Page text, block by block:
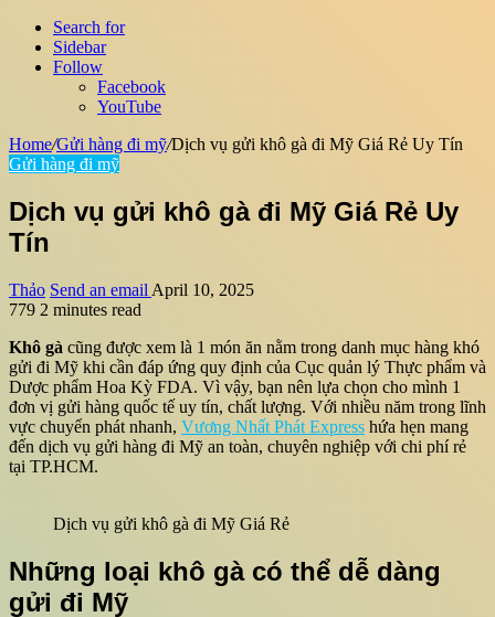
Search for
Sidebar
Follow
Facebook
YouTube
Home/Gửi hàng đi mỹ/Dịch vụ gửi khô gà đi Mỹ Giá Rẻ Uy Tín
Gửi hàng đi mỹ
Dịch vụ gửi khô gà đi Mỹ Giá Rẻ Uy
Tín
Thảo Send an email April 10, 2025
779 2 minutes read
Khô gà cũng được xem là 1 món ăn nằm trong danh mục hàng khó
gửi đi Mỹ khi cần đáp ứng quy định của Cục quản lý Thực phẩm và
Dược phẩm Hoa Kỳ FDA. Vì vậy, bạn nên lựa chọn cho mình 1
đơn vị gửi hàng quốc tế uy tín, chất lượng. Với nhiều năm trong lĩnh
vực chuyển phát nhanh, Vương Nhất Phát Express hứa hẹn mang
đến dịch vụ gửi hàng đi Mỹ an toàn, chuyên nghiệp với chi phí rẻ
tại TP.HCM.
Dịch vụ gửi khô gà đi Mỹ Giá Rẻ
Những loại khô gà có thể dễ dàng
gửi đi Mỹ